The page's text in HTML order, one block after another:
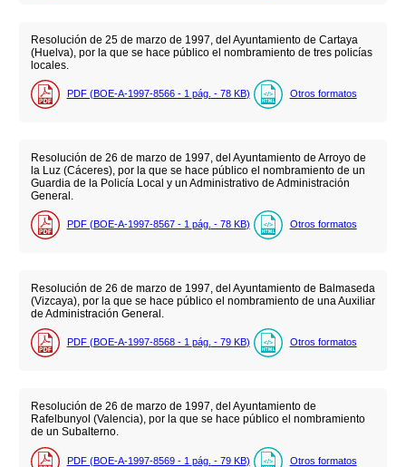
Resolución de 25 de marzo de 1997, del Ayuntamiento de Cartaya
(Huelva), por la que se hace público el nombramiento de tres policías
locales.
PDF (BOE-A-1997-8566 - 1 pág. - 78 KB) Otros formatos
Resolución de 26 de marzo de 1997, del Ayuntamiento de Arroyo de
la Luz (Cáceres), por la que se hace público el nombramiento de un
Guardia de la Policía Local y un Administrativo de Administración
General.
PDF (BOE-A-1997-8567 - 1 pág. - 78 KB) Otros formatos
Resolución de 26 de marzo de 1997, del Ayuntamiento de Balmaseda
(Vizcaya), por la que se hace público el nombramiento de una Auxiliar
de Administración General.
PDF (BOE-A-1997-8568 - 1 pág. - 79 KB) Otros formatos
Resolución de 26 de marzo de 1997, del Ayuntamiento de
Rafelbunyol (Valencia), por la que se hace público el nombramiento
de un Subalterno.
PDF (BOE-A-1997-8569 - 1 pág. - 79 KB) Otros formatos